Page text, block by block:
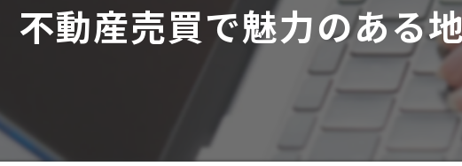
不動産売買で魅力のある